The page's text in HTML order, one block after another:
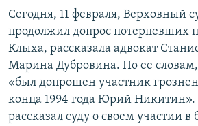
ЧИТАЕМ ПРЕССУ
Все сайты РСЕ/РС
Сегодня, 11 февраля, Верховный
продолжил допрос потерпевших
Клыха, рассказала адвокат
Марина Дубровина. По ее словам,
«был допрошен участник
конца 1994 года Юрий
рассказал суду о своем участии